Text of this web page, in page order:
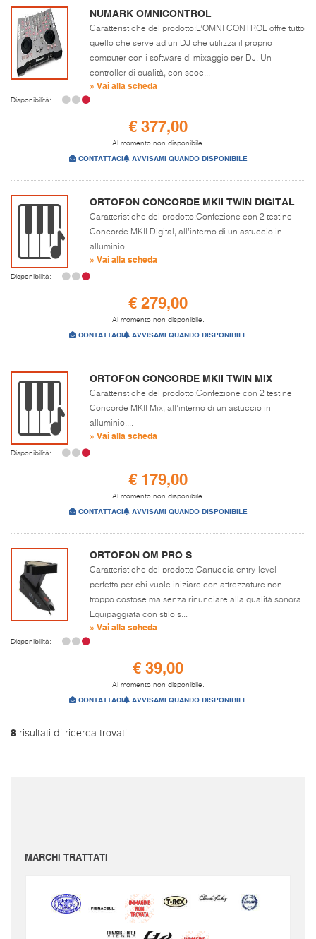
NUMARK OMNICONTROL
Caratteristiche del prodotto:L’OMNI CONTROL offre tutto
quello che serve ad un DJ che utilizza il proprio
computer con i software di mixaggio per DJ. Un
controller di qualità, con scoc...
» Vai alla scheda
Disponibilità:
€ 377,00
Al momento non disponibile.
CONTATTACI AVVISAMI QUANDO DISPONIBILE
ORTOFON CONCORDE MKII TWIN DIGITAL
Caratteristiche del prodotto:Confezione con 2 testine
Concorde MKII Digital, all’interno di un astuccio in
alluminio....
» Vai alla scheda
Disponibilità:
€ 279,00
Al momento non disponibile.
CONTATTACI AVVISAMI QUANDO DISPONIBILE
ORTOFON CONCORDE MKII TWIN MIX
Caratteristiche del prodotto:Confezione con 2 testine
Concorde MKII Mix, all’interno di un astuccio in
alluminio....
» Vai alla scheda
Disponibilità:
€ 179,00
Al momento non disponibile.
CONTATTACI AVVISAMI QUANDO DISPONIBILE
ORTOFON OM PRO S
Caratteristiche del prodotto:Cartuccia entry-level
perfetta per chi vuole iniziare con attrezzature non
troppo costose ma senza rinunciare alla qualità sonora.
Equipaggiata con stilo s...
» Vai alla scheda
Disponibilità:
€ 39,00
Al momento non disponibile.
CONTATTACI AVVISAMI QUANDO DISPONIBILE
8 risultati di ricerca trovati
MARCHI TRATTATI